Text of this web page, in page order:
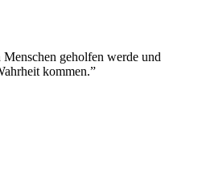
geholfen werde und
kommen.”